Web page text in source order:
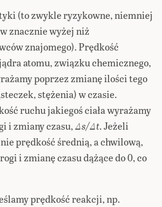
(to zwykle ryzykowne, niemniej
znacznie wyżej niż
znajomego). Prędkość
atomu, związku chemicznego,
poprzez zmianę ilości tego
stężenia) w czasie.
ruchu jakiegoś ciała wyrażamy
i zmiany czasu,Δs/Δt. Jeżeli
prędkość średnią, a chwilową,
i zmianę czasu dążące do 0, co
prędkość reakcji, np.